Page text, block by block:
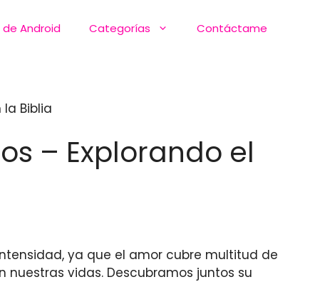
Android Categorías Contáctame
Biblia
– Explorando el
ya que el amor cubre multitud de
vidas. Descubramos juntos su